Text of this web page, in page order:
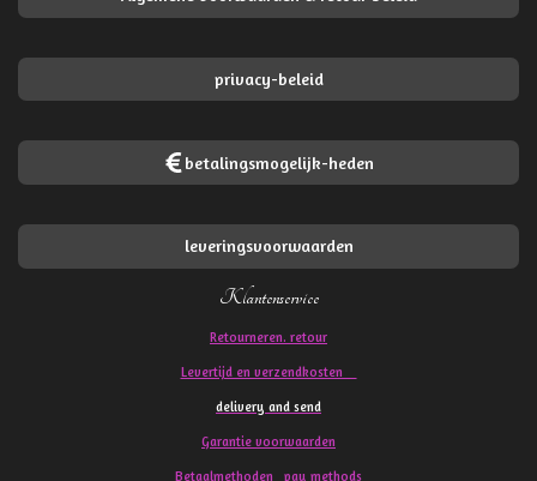
privacy-beleid
betalingsmogelijk-heden
leveringsvoorwaarden
Klantenservice
Retourneren. retour
Levertijd en verzendkosten
delivery and send
Garantie voorwaarden
Betaalmethoden pay methods